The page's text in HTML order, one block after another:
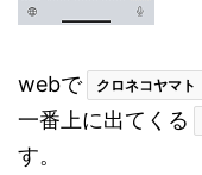
webで クロネコヤマト
一番上に出てくる
す。